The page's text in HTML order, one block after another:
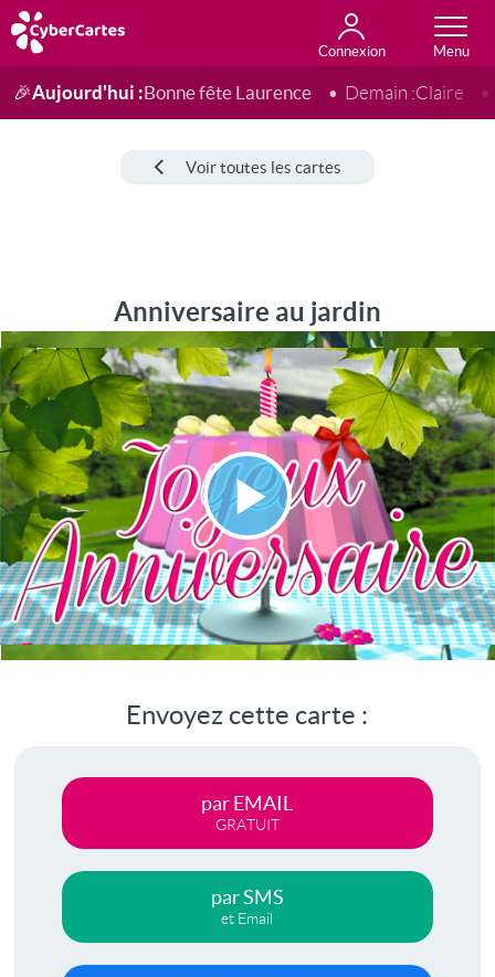
Connexion
Anniversaire
Fête du jour
Amour
Amitié
Merci
Toutes les cartes
🎉Aujourd'hui :Bonne fête Laurence Demain :Claire
Voir toutes les cartes
Anniversaire au jardin
Lire
la
vidéo
Envoyez cette carte :
par EMAIL
GRATUIT
par SMS
et Email